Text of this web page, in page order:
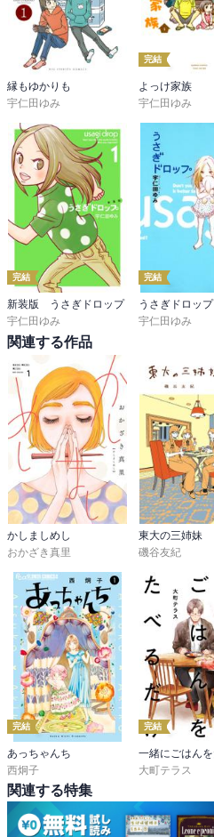
縁もゆかりも
宇仁田ゆみ
完結
よっけ家族
宇仁田ゆみ
完結
新装版 うさぎドロップ
宇仁田ゆみ
完結
うさぎドロップ
宇仁田ゆみ
関連する作品
かしましめし
おかざき真里
東大の三姉妹
磯谷友紀
完結
あっちゃんち
西炯子
完結
大町テラス
関連する特集